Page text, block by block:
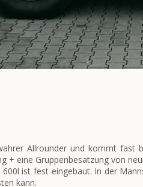
Allrounder und kommt
+ eine Gruppenbesatzung von
ist fest eingebaut. In der
kann.